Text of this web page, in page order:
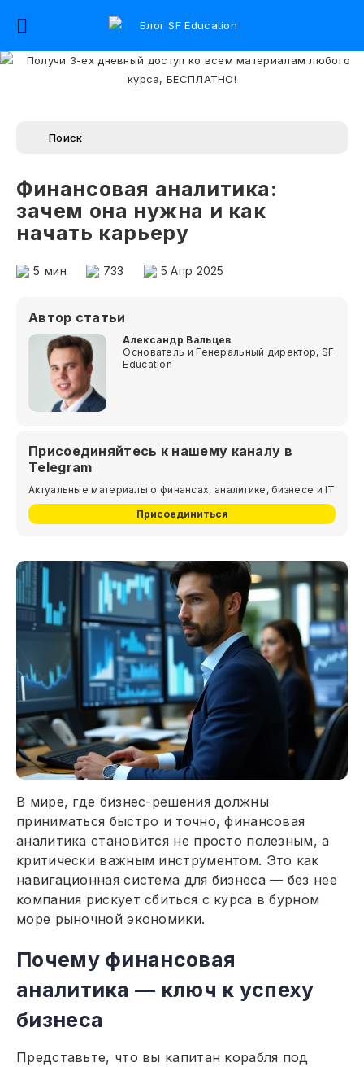
Финансовая аналитика:
зачем она нужна и как
начать карьеру
5 мин 733 5 Апр 2025
Автор статьи
Александр Вальцев
Основатель и Генеральный директор, SF
Education
Присоединяйтесь к нашему каналу в
Telegram
Актуальные материалы о финансах, аналитике, бизнесе и IT
Присоединиться
В мире, где бизнес-решения должны
приниматься быстро и точно, финансовая
аналитика становится не просто полезным, а
критически важным инструментом. Это как
навигационная система для бизнеса — без нее
компания рискует сбиться с курса в бурном
море рыночной экономики.
Почему финансовая
аналитика — ключ к успеху
бизнеса
Представьте, что вы капитан корабля под